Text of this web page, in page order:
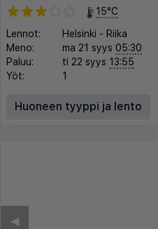
15°C
Lennot:
Helsinki - Riika
Meno:
ma 21 syys 05:30
Paluu:
ti 22 syys 13:55
Yöt:
1
Huoneen tyyppi ja lento
◀︎